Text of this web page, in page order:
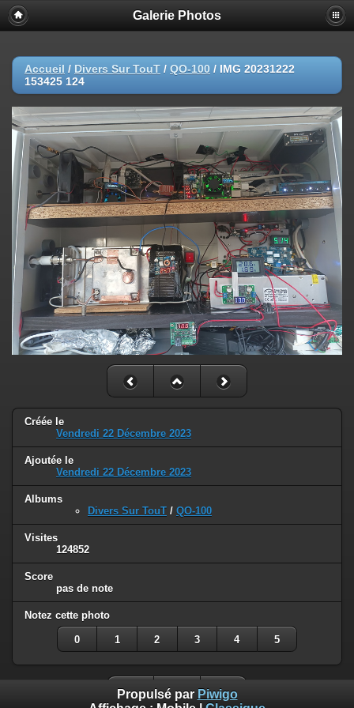
Galerie Photos
Accueil / Divers Sur TouT / QO-100 / IMG 20231222
153425 124
Créée le
Vendredi 22 Décembre 2023
Ajoutée le
Vendredi 22 Décembre 2023
Albums
Divers Sur TouT / QO-100
Visites
124852
Score
pas de note
Notez cette photo
0 1 2 3 4 5
Propulsé par Piwigo